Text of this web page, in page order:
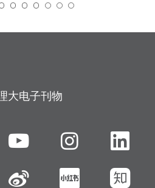
大电子刊物
YouTube
新浪微博小红书知